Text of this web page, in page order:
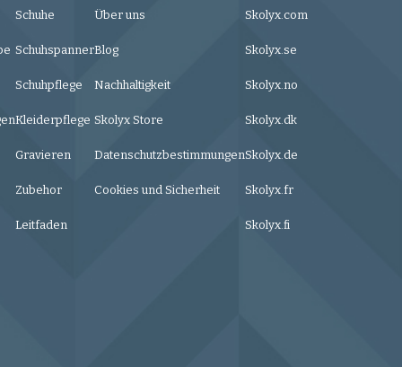
Schuhe
Schuhspanner
Schuhpflege
Kleiderpflege
Gravieren
Zubehor
Leitfaden
Über uns
Blog
Nachhaltigkeit
Skolyx Store
Datenschutzbestimmungen
Cookies und Sicherheit
Skolyx.com
Skolyx.se
Skolyx.no
Skolyx.dk
Skolyx.de
Skolyx.fr
Skolyx.fi